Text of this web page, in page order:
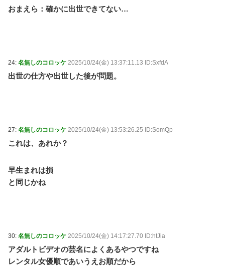
おまえら：確かに出世できてない…
24: 名無しのコロッケ 2025/10/24(金) 13:37:11.13 ID:SxfdA
出世の仕方や出世した後が問題。
27: 名無しのコロッケ 2025/10/24(金) 13:53:26.25 ID:SomQp
これは、あれか？
早生まれは損
と同じかね
30: 名無しのコロッケ 2025/10/24(金) 14:17:27.70 ID:htJia
アダルトビデオの芸名によくあるやつですね
レンタル女優順であいうえお順だから